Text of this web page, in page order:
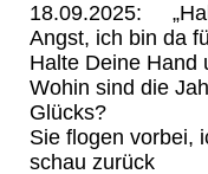
18.09.2025:
Angst, ich bin da
Halte Deine Hand
Wohin sind die
Glücks?
Sie flogen vorbei,
schau zurück